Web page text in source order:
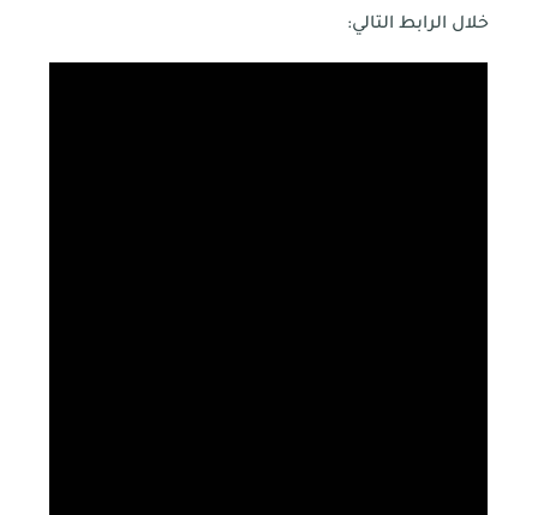
خلال الرابط التالي: